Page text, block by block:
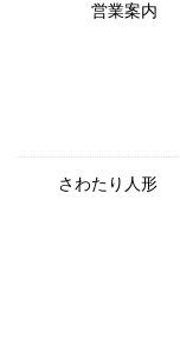
営業案内
さわたり人形